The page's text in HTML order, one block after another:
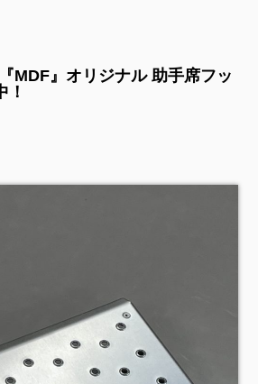
MDF』オリジナル 助手席フッ
！